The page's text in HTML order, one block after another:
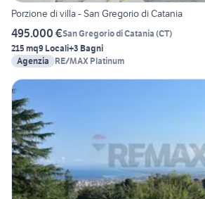
Porzione di villa - San Gregorio di Catania
495.000 €San Gregorio di Catania (CT)
215 mq9 Locali+3 Bagni
Agenzia
RE/MAX Platinum